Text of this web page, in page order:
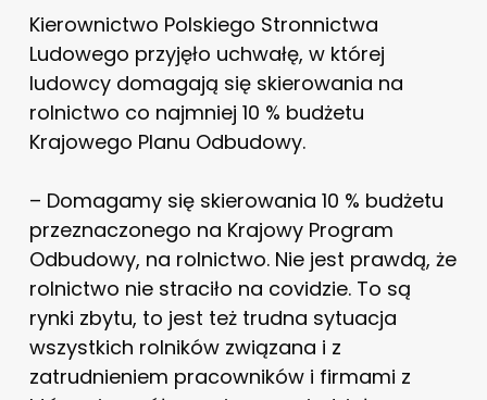
Kierownictwo Polskiego Stronnictwa
Ludowego przyjęło uchwałę, w której
ludowcy domagają się skierowania na
rolnictwo co najmniej 10 % budżetu
Krajowego Planu Odbudowy.
– Domagamy się skierowania 10 % budżetu
przeznaczonego na Krajowy Program
Odbudowy, na rolnictwo. Nie jest prawdą, że
rolnictwo nie straciło na covidzie. To są
rynki zbytu, to jest też trudna sytuacja
wszystkich rolników związana i z
zatrudnieniem pracowników i firmami z